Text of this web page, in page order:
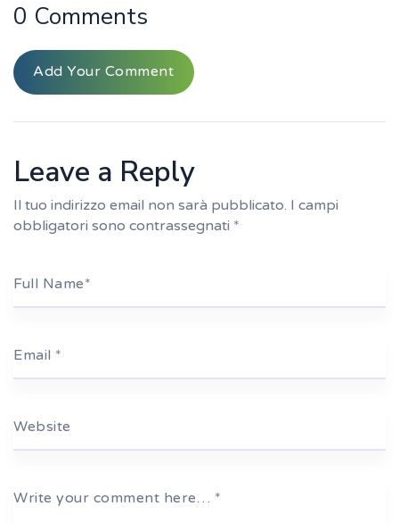
0 Comments
Add Your Comment
Leave a Reply
Il tuo indirizzo email non sarà pubblicato. I campi
obbligatori sono contrassegnati *
Full Name*
Email *
Website
Write your comment here… *